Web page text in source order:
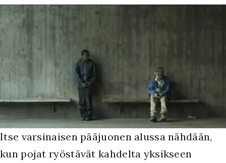
Itse varsinaisen pääjuonen alussa nähdään,
kun pojat ryöstävät kahdelta yksikseen